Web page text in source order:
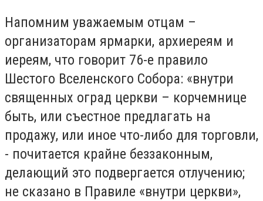
Напомним уважаемым отцам –
организаторам ярмарки, архиереям и
иереям, что говорит 76-е правило
Шестого Вселенского Собора: «внутри
священных оград церкви – корчемнице
быть, или съестное предлагать на
продажу, или иное что-либо для торговли,
- почитается крайне беззаконным,
делающий это подвергается отлучению;
не сказано в Правиле «внутри церкви»,